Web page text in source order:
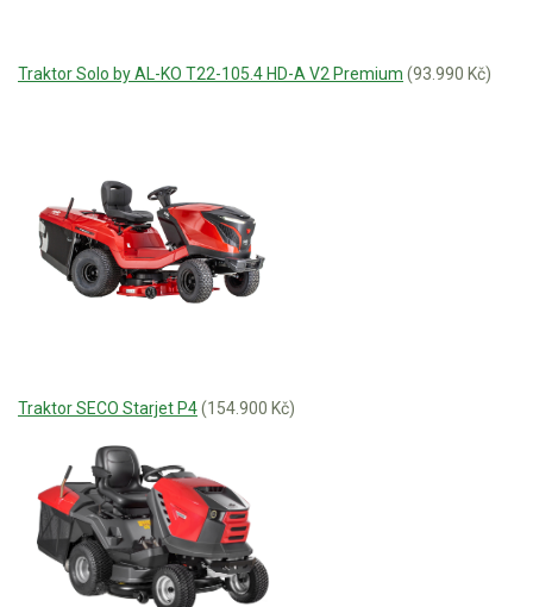
Traktor Solo by AL-KO T22-105.4 HD-A V2 Premium (93.990 Kč)
Traktor SECO Starjet P4(154.900 Kč)